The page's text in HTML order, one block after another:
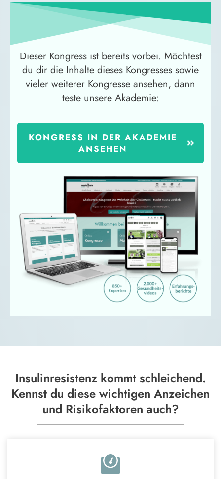
Dieser Kongress ist bereits vorbei. Möchtest
du dir die Inhalte dieses Kongresses sowie
vieler weiterer Kongresse ansehen, dann
teste unsere Akademie:
KONGRESS IN DER AKADEMIE
ANSEHEN
Insulinresistenz kommt schleichend.
Kennst du diese wichtigen Anzeichen
und Risikofaktoren auch?